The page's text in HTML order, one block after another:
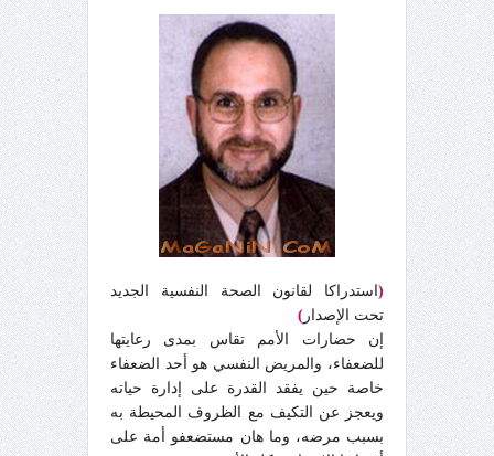
(استدراكا لقانون الصحة النفسية الجديد
تحت الإصدار )
إن حضارات الأمم تقاس بمدى رعايتها
للضعفاء، والمريض النفسي هو أحد الضعفاء
خاصة حين يفقد القدرة على إدارة حياته
ويعجز عن التكيف مع الظروف المحيطة به
بسبب مرضه، وما هان مستضعفو أمة على